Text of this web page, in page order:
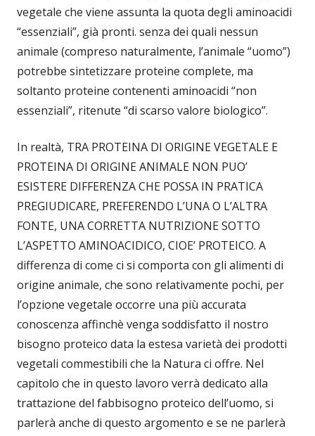
vegetale che viene assunta la quota degli aminoacidi
“essenziali”, già pronti. senza dei quali nessun
animale (compreso naturalmente, l’animale “uomo”)
potrebbe sintetizzare proteine complete, ma
soltanto proteine contenenti aminoacidi “non
essenziali”, ritenute “di scarso valore biologico”.
In realtà, TRA PROTEINA DI ORIGINE VEGETALE E
PROTEINA DI ORIGINE ANIMALE NON PUO’
ESISTERE DIFFERENZA CHE POSSA IN PRATICA
PREGIUDICARE, PREFERENDO L’UNA O L’ALTRA
FONTE, UNA CORRETTA NUTRIZIONE SOTTO
L’ASPETTO AMINOACIDICO, CIOE’ PROTEICO. A
differenza di come ci si comporta con gli alimenti di
origine animale, che sono relativamente pochi, per
l’opzione vegetale occorre una più accurata
conoscenza affinchè venga soddisfatto il nostro
bisogno proteico data la estesa varietà dei prodotti
vegetali commestibili che la Natura ci offre. Nel
capitolo che in questo lavoro verrà dedicato alla
trattazione del fabbisogno proteico dell’uomo, si
parlerà anche di questo argomento e se ne parlerà